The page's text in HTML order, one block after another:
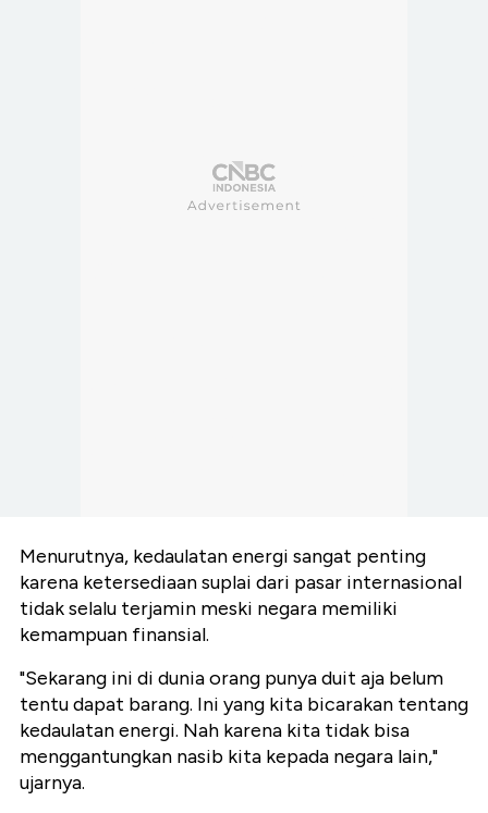
Menurutnya, kedaulatan energi sangat penting
karena ketersediaan suplai dari pasar internasional
tidak selalu terjamin meski negara memiliki
kemampuan finansial.
"Sekarang ini di dunia orang punya duit aja belum
tentu dapat barang. Ini yang kita bicarakan tentang
kedaulatan energi. Nah karena kita tidak bisa
menggantungkan nasib kita kepada negara lain,"
ujarnya.